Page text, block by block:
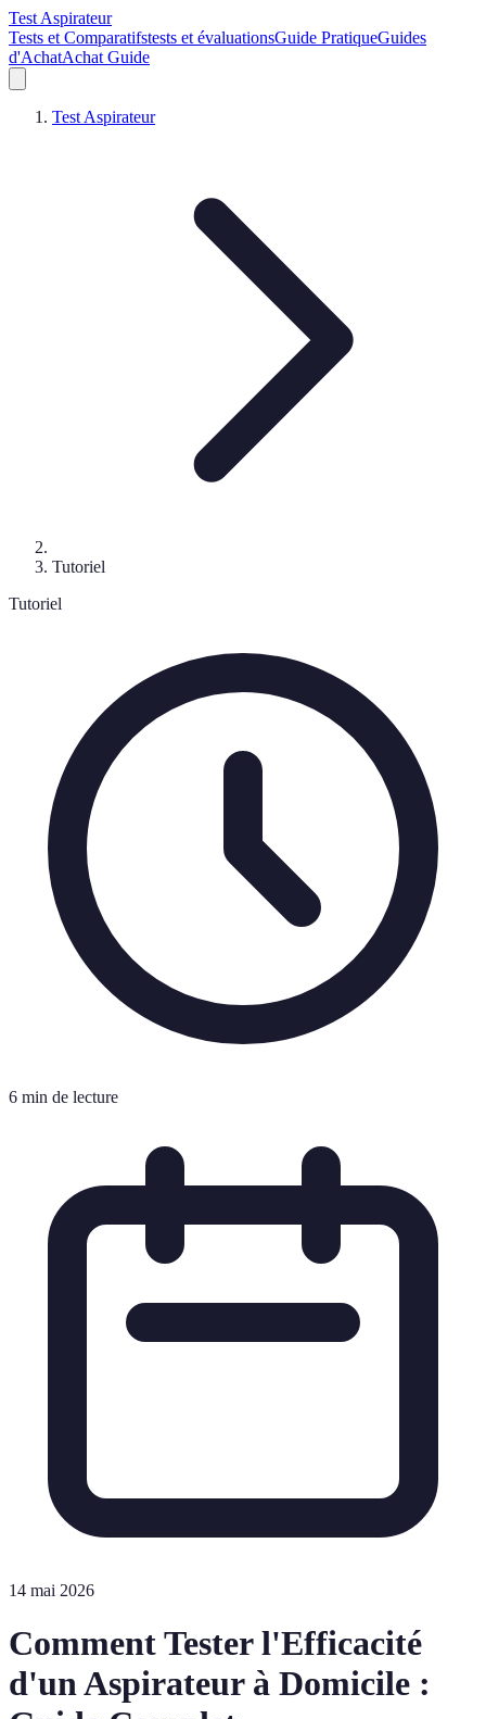
Test Aspirateur
Tests et Comparatifstests et évaluationsGuide PratiqueGuides
d'AchatAchat Guide
Test Aspirateur
Tutoriel
Tutoriel
6 min de lecture
14 mai 2026
Comment Tester l'Efficacité
d'un Aspirateur à Domicile :